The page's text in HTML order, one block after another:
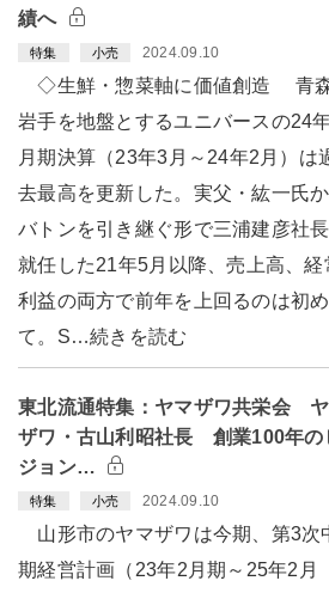
績へ
特集 小売 2024.09.10
◇生鮮・惣菜軸に価値創造 青森
岩手を地盤とするユニバースの24
月期決算（23年3月～24年2月）は
去最高を更新した。実父・紘一氏
バトンを引き継ぐ形で三浦建彦社
就任した21年5月以降、売上高、経
利益の両方で前年を上回るのは初め
て。S…続きを読む
東北流通特集：ヤマザワ共栄会
ザワ・古山利昭社長 創業100年の
ジョン…
特集 小売 2024.09.10
山形市のヤマザワは今期、第3次
期経営計画（23年2月期～25年2月